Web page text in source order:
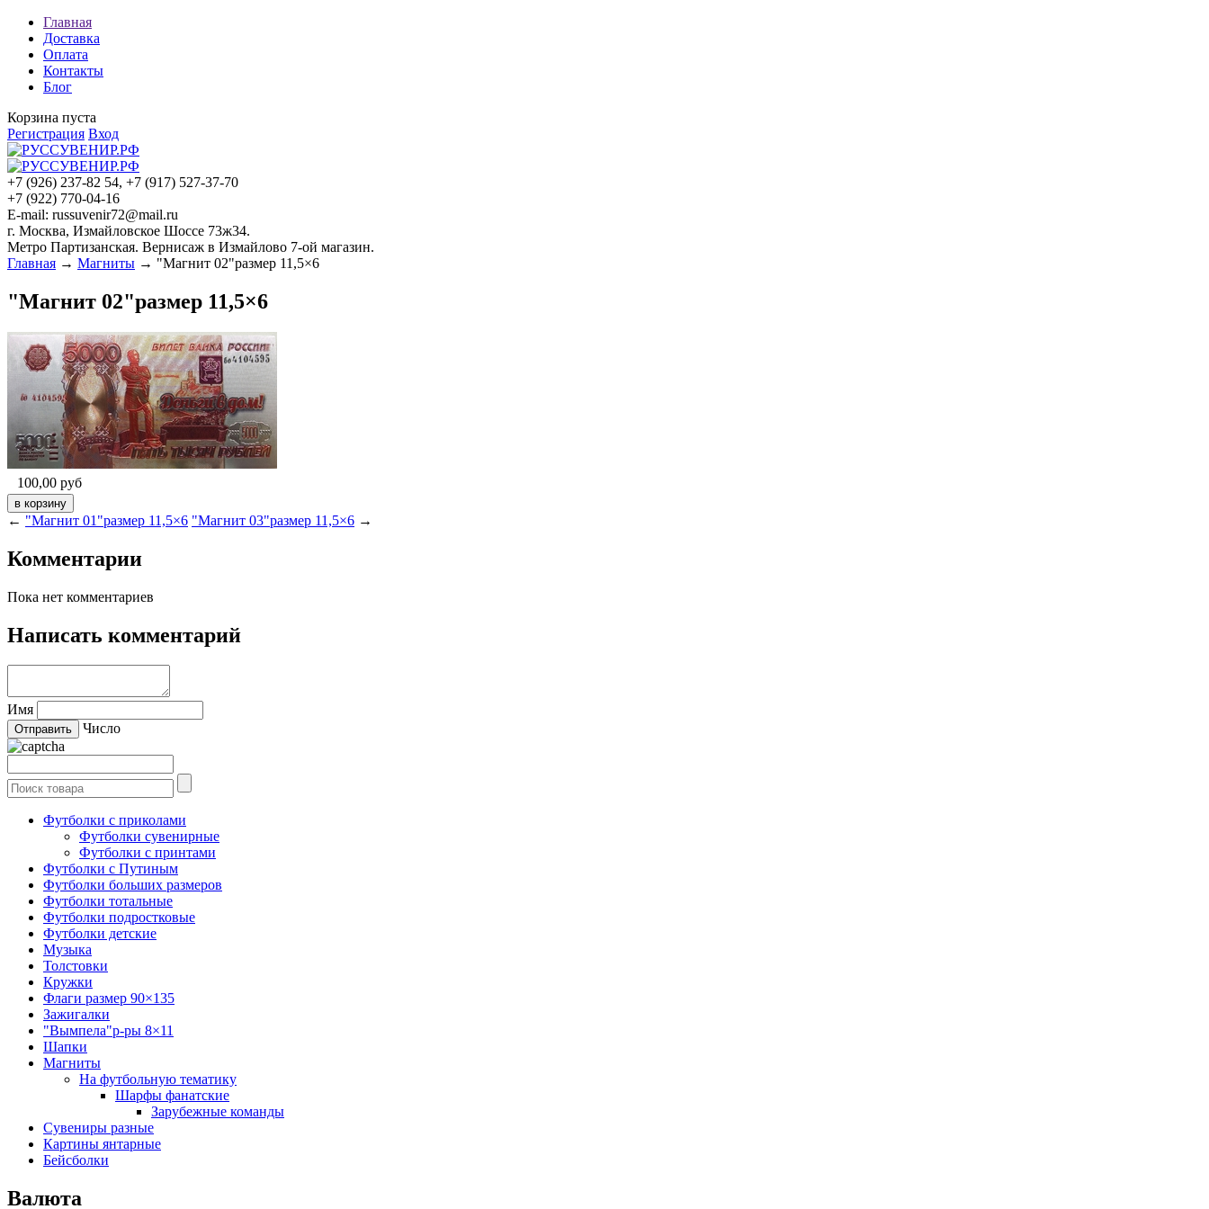
Главная
Доставка
Оплата
Контакты
Блог
Корзина пуста
Регистрация Вход
+7 (926) 237-82 54, +7 (917) 527-37-70
+7 (922) 770-04-16
E-mail: russuvenir72@mail.ru
г. Москва, Измайловское Шоссе 73ж34.
Метро Партизанская. Вернисаж в Измайлово 7-ой магазин.
Главная → Магниты → "Магнит 02"размер 11,5×6
"Магнит 02"размер 11,5×6
100,00 руб
← "Магнит 01"размер 11,5×6 "Магнит 03"размер 11,5×6 →
Комментарии
Пока нет комментариев
Написать комментарий
Имя
Число
Футболки с приколами
Футболки сувенирные
Футболки с принтами
Футболки с Путиным
Футболки больших размеров
Футболки тотальные
Футболки подростковые
Футболки детские
Музыка
Толстовки
Кружки
Флаги размер 90×135
Зажигалки
"Вымпела"р-ры 8×11
Шапки
Магниты
На футбольную тематику
Шарфы фанатские
Зарубежные команды
Сувениры разные
Картины янтарные
Бейсболки
Валюта